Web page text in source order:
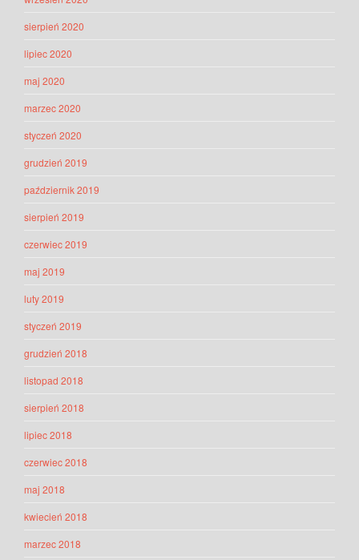
sierpień 2020
lipiec 2020
maj 2020
marzec 2020
styczeń 2020
grudzień 2019
październik 2019
sierpień 2019
czerwiec 2019
maj 2019
luty 2019
styczeń 2019
grudzień 2018
listopad 2018
sierpień 2018
lipiec 2018
czerwiec 2018
maj 2018
kwiecień 2018
marzec 2018